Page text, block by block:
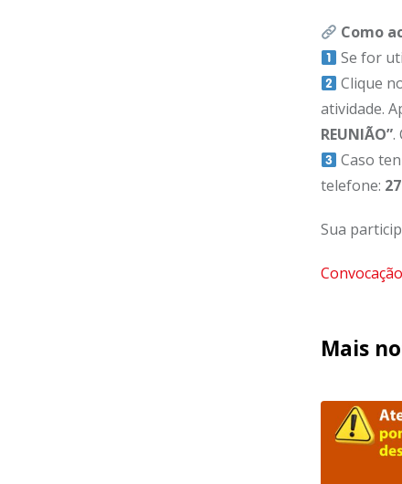
Como
Se for
Clique
atividade.
REUNIÃO”.
Caso
telefone:
Sua
Mais